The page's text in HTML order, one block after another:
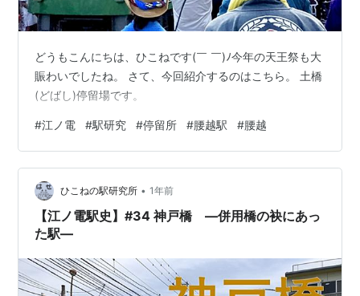
どうもこんにちは、ひこねです(￣ ￣)ﾉ今年の天王祭も大
賑わいでしたね。 さて、今回紹介するのはこちら。 土橋
(どばし)停留場です。
#江ノ電 #駅研究 #停留所 #腰越駅 #腰越
ひこねの駅研究所 • 1年前
【江ノ電駅史】#34 神戸橋 —併用橋の袂にあっ
た駅—